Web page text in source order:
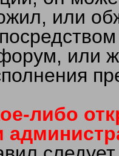
или
или
либо